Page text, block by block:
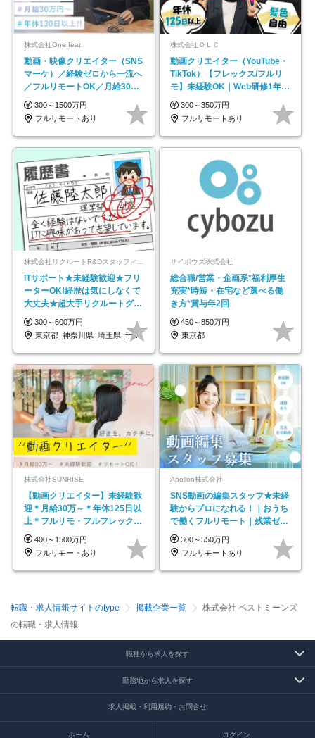
株式会社One feat.
動画・映像クリエイター（SNS
マーケ）／経験ゼロから一流へ
／フルリモートOK／月給30万
円～／年休130日以上
300～1500万円
フルリモートあり
株式会社ＯＬＣ
動画クリエイター（YouTube・
TikTok）【フレックス/フルリ
モ】未経験OK｜Web研修1年間
｜副業OK
300～350万円
フルリモートあり
株式会社リクルートR&Dスタッフィング【リクルートグループ】
ITサポート★未経験歓迎★フリ
ーターOK!経歴は気にしなくて
大丈夫★超大手リクルートグル
ープの正社員/sg
300～600万円
東京都_神奈川県_埼玉県_千葉県_大阪府…
サイボウズ株式会社
総合職/営業・企画系*福利厚生
充実*時短・在宅など選べる働
き方*賞与年2回
450～850万円
東京都
株式会社SUNRISE
【動画クリエイター】未経験歓
迎＊月給30万～＊年休125日以
上＊フルリモ・フルフレックス
◆10名の採用が決定◆
400～1500万円
フルリモートあり
Apollon株式会社
SNS動画の編集スタッフ★未経
験からプロになれる！｜おうち
で働くフルリモート｜残業ゼロ
で18時退勤◎
300～550万円
フルリモートあり
転職・求人情報サイトのtype 掲載企業一覧
株式会社 ベストミーンズ
の転職・求人情報
職種から求人を探す
勤務地から求人を探す
求人掲載・利用規約・お問合せ
ホーム ログイン